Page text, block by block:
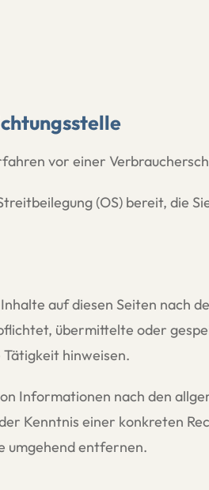
vor einer
(OS) bereit, die
auf diesen Seiten nach
übermittelte oder
hinweisen.
Informationen nach den
Kenntnis einer konkreten
umgehend entfernen.